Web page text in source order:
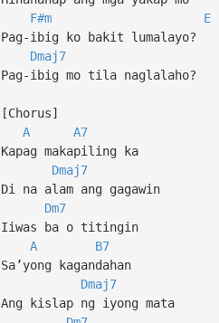
F#m
E
Pag-ibig ko bakit lumalayo?
Dmaj7
Pag-ibig mo tila naglalaho?
[Chorus]
A
A7
Kapag makapiling ka
Dmaj7
Di na alam ang gagawin
Dm7
Iiwas ba o titingin
A
B7
Sa’yong kagandahan
Dmaj7
Ang kislap ng iyong mata